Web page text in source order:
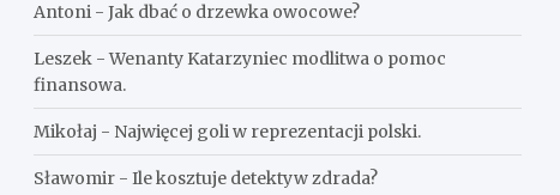
Antoni -Jak dbać o drzewka owocowe?
Leszek -Wenanty Katarzyniec modlitwa o pomoc
finansowa.
Mikołaj - Najwięcej goli w reprezentacji polski.
Sławomir -Ile kosztuje detektyw zdrada?